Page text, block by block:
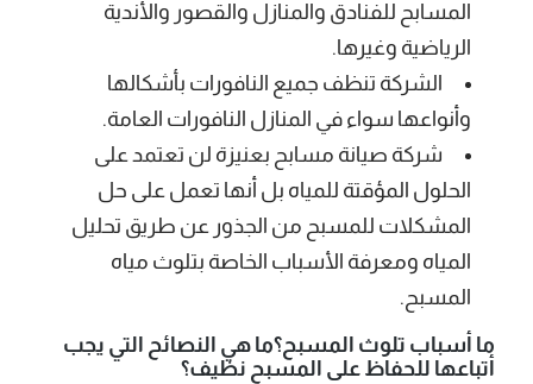
المسابح للفنادق والمنازل والقصور والأندية
الرياضية وغيرها.
الشركة تنظف جميع النافورات بأشكالها
وأنواعها سواء في المنازل النافورات العامة.
شركة صيانة مسابح بعنيزة لن تعتمد على
الحلول المؤقتة للمياه بل أنها تعمل على حل
المشكلات للمسبح من الجذور عن طريق تحليل
المياه ومعرفة الأسباب الخاصة بتلوث مياه
المسبح.
ما أسباب تلوث المسبح؟ما هي النصائح التي يجب
أتباعها للحفاظ على المسبح نظيف؟